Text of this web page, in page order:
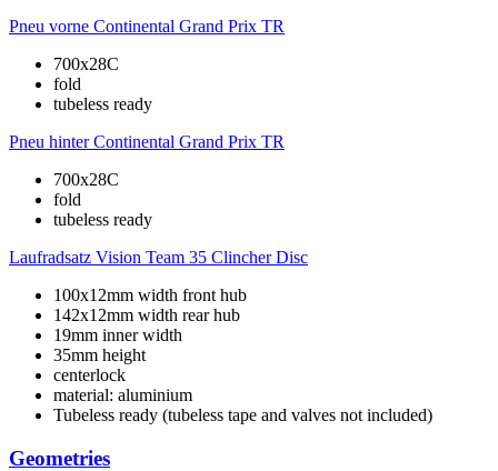
Pneu vorne Continental Grand Prix TR
700x28C
fold
tubeless ready
Pneu hinter Continental Grand Prix TR
700x28C
fold
tubeless ready
Laufradsatz Vision Team 35 Clincher Disc
100x12mm width front hub
142x12mm width rear hub
19mm inner width
35mm height
centerlock
material: aluminium
Tubeless ready (tubeless tape and valves not included)
Geometries